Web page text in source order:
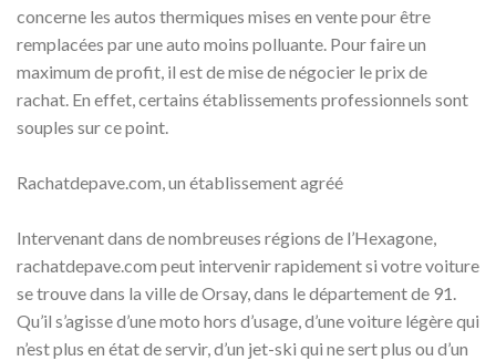
concerne les autos thermiques mises en vente pour être
remplacées par une auto moins polluante. Pour faire un
maximum de profit, il est de mise de négocier le prix de
rachat. En effet, certains établissements professionnels sont
souples sur ce point.
Rachatdepave.com, un établissement agréé
Intervenant dans de nombreuses régions de l’Hexagone,
rachatdepave.com peut intervenir rapidement si votre voiture
se trouve dans la ville de Orsay, dans le département de 91.
Qu’il s’agisse d’une moto hors d’usage, d’une voiture légère qui
n’est plus en état de servir, d’un jet-ski qui ne sert plus ou d’un